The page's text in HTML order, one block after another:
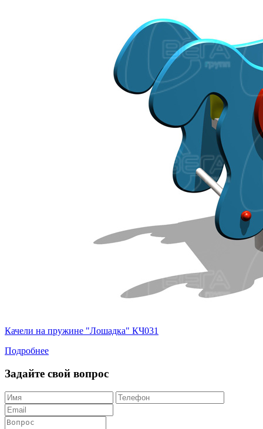
Качели на пружине "Лошадка" КЧ031
Подробнее
Задайте свой вопрос